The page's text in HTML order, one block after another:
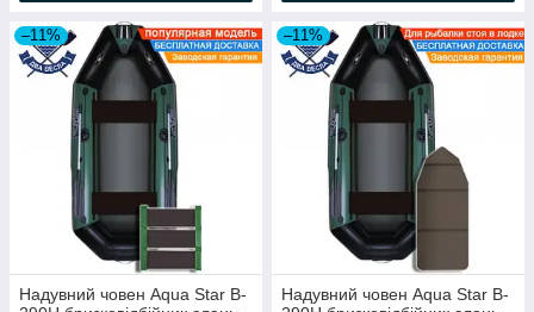
–11%
Надувний човен Aqua Star B-
–11%
Надувний човен Aqua Star B-